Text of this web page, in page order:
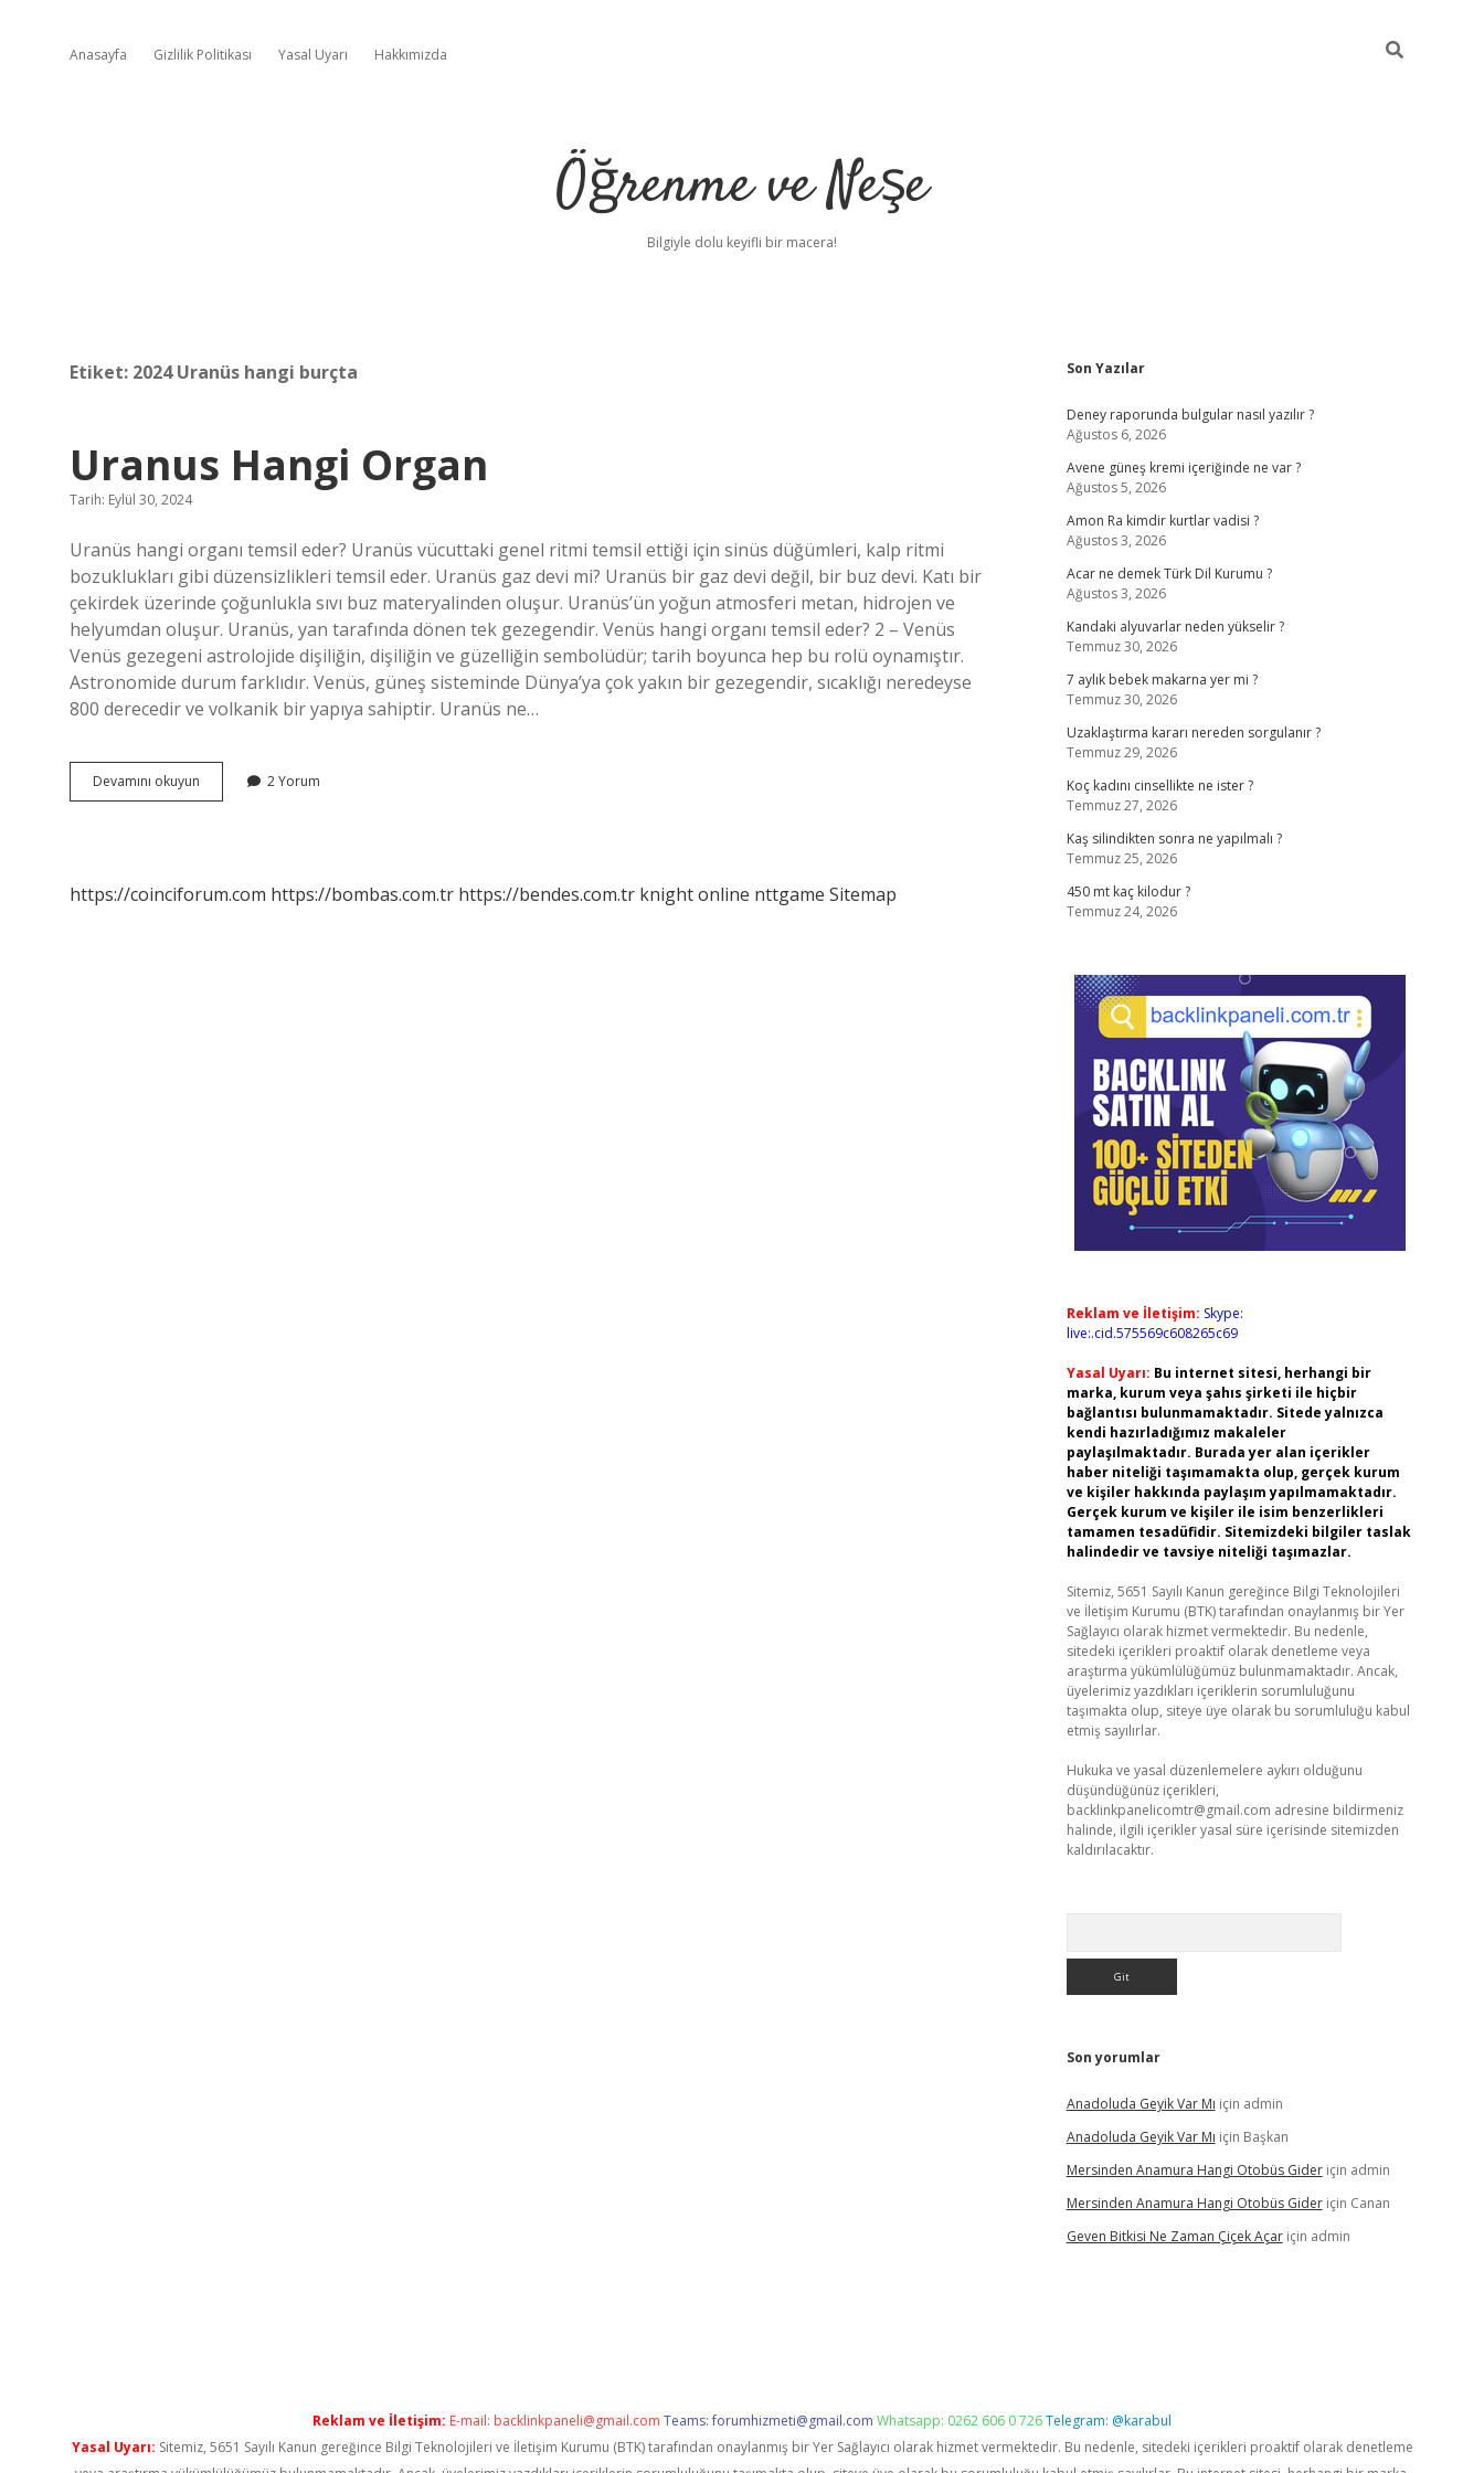
Anasayfa Gizlilik Politikası Yasal Uyarı Hakkımızda
Öğrenme ve Neşe
Bilgiyle dolu keyifli bir macera!
Etiket: 2024 Uranüs hangi burçta
Uranus Hangi Organ
Tarih: Eylül 30, 2024
Uranüs hangi organı temsil eder? Uranüs vücuttaki genel ritmi temsil ettiği için sinüs düğümleri, kalp ritmi
bozuklukları gibi düzensizlikleri temsil eder. Uranüs gaz devi mi? Uranüs bir gaz devi değil, bir buz devi. Katı bir
çekirdek üzerinde çoğunlukla sıvı buz materyalinden oluşur. Uranüs’ün yoğun atmosferi metan, hidrojen ve
helyumdan oluşur. Uranüs, yan tarafında dönen tek gezegendir. Venüs hangi organı temsil eder? 2 – Venüs
Venüs gezegeni astrolojide dişiliğin, dişiliğin ve güzelliğin sembolüdür; tarih boyunca hep bu rolü oynamıştır.
Astronomide durum farklıdır. Venüs, güneş sisteminde Dünya’ya çok yakın bir gezegendir, sıcaklığı neredeyse
800 derecedir ve volkanik bir yapıya sahiptir. Uranüs ne…
Devamını okuyun
Hangi
2 Yorum
https://coinciforum.com https://bombas.com.tr https://bendes.com.tr knight online nttgame Sitemap
Sidebar
Son Yazılar
Deney raporunda bulgular nasıl yazılır ?
Ağustos 6, 2026
Avene güneş kremi içeriğinde ne var ?
Ağustos 5, 2026
Amon Ra kimdir kurtlar vadisi ?
Ağustos 3, 2026
Acar ne demek Türk Dil Kurumu ?
Ağustos 3, 2026
Kandaki alyuvarlar neden yükselir ?
Temmuz 30, 2026
7 aylık bebek makarna yer mi ?
Temmuz 30, 2026
Uzaklaştırma kararı nereden sorgulanır ?
Temmuz 29, 2026
Koç kadını cinsellikte ne ister ?
Temmuz 27, 2026
Kaş silindikten sonra ne yapılmalı ?
Temmuz 25, 2026
450 mt kaç kilodur ?
Temmuz 24, 2026
Reklam ve İletişim: Skype:
live:.cid.575569c608265c69
Yasal Uyarı: Bu internet sitesi, herhangi bir
marka, kurum veya şahıs şirketi ile hiçbir
bağlantısı bulunmamaktadır. Sitede yalnızca
kendi hazırladığımız makaleler
paylaşılmaktadır. Burada yer alan içerikler
haber niteliği taşımamakta olup, gerçek kurum
ve kişiler hakkında paylaşım yapılmamaktadır.
Gerçek kurum ve kişiler ile isim benzerlikleri
tamamen tesadüfidir. Sitemizdeki bilgiler taslak
halindedir ve tavsiye niteliği taşımazlar.
Sitemiz, 5651 Sayılı Kanun gereğince Bilgi Teknolojileri
ve İletişim Kurumu (BTK) tarafından onaylanmış bir Yer
Sağlayıcı olarak hizmet vermektedir. Bu nedenle,
sitedeki içerikleri proaktif olarak denetleme veya
araştırma yükümlülüğümüz bulunmamaktadır. Ancak,
üyelerimiz yazdıkları içeriklerin sorumluluğunu
taşımakta olup, siteye üye olarak bu sorumluluğu kabul
etmiş sayılırlar.
Hukuka ve yasal düzenlemelere aykırı olduğunu
düşündüğünüz içerikleri,
backlinkpanelicomtr@gmail.com adresine bildirmeniz
halinde, ilgili içerikler yasal süre içerisinde sitemizden
kaldırılacaktır.
Son yorumlar
Anadoluda Geyik Var Mı için admin
Anadoluda Geyik Var Mı için Başkan
Mersinden Anamura Hangi Otobüs Gideriçin admin
Mersinden Anamura Hangi Otobüs Gideriçin Canan
Geven Bitkisi Ne Zaman Çiçek Açariçin admin
Reklam ve İletişim: E-mail: backlinkpaneli@gmail.com Teams:forumhizmeti@gmail.com Whatsapp: 0262 606 0 726Telegram: @karabul
Yasal Uyarı: Sitemiz, 5651 Sayılı Kanun gereğince Bilgi Teknolojileri ve İletişim Kurumu (BTK) tarafından onaylanmış bir Yer Sağlayıcı olarak hizmet vermektedir. Bu nedenle, sitedeki içerikleri proaktif olarak denetleme